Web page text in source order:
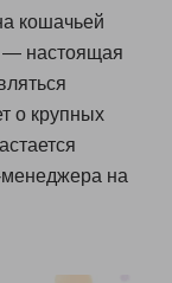
кошачьей
— настоящая
о крупных
менеджера на